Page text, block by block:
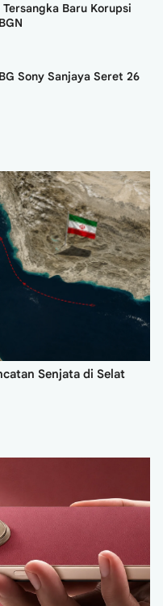
Baru Korupsi
Sony Sanjaya Seret 26
Senjata di Selat